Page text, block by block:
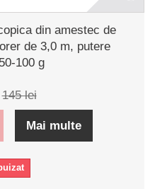
din amestec de
de 3,0 m, putere
100 g
145 lei
Mai multe